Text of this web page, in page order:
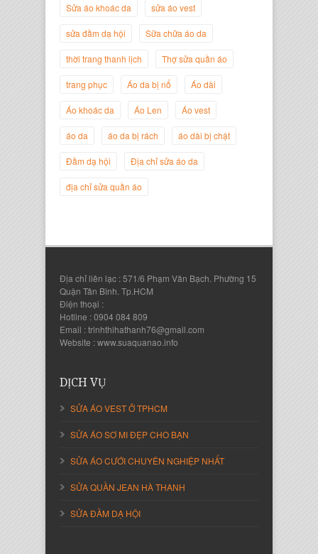
Nguyễn Đắc Định
Nguyễn Thanh Sang
Sửa áo khoác da sửa áo vest
sửa đầm dạ hội Sữa chữa áo da
thời trang thanh lịch Thợ sửa quần áo
trang phục Áo da bị nổ Áo dài
Áo khoác da Áo Len Áo vest
áo da áo da bị rách áo dài bị chật
Đầm dạ hội Địa chỉ sửa áo da
địa chỉ sửa quần áo
Địa chỉ liên lạc : 571/6 Phạm Văn Bạch. Phường 15
Quận Tân Bình. Tp.HCM
Điện thoại :
Hotline : 0904 084 809
Email : trinhthihathanh76@gmail.com
Website : www.suaquanao.info
DỊCH VỤ
SỬA ÁO VEST Ở TPHCM
SỬA ÁO SƠ MI ĐẸP CHO BẠN
SỬA ÁO CƯỚI CHUYÊN NGHIỆP NHẤT
SỬA QUẦN JEAN HÀ THANH
SỬA ĐẦM DẠ HỘI